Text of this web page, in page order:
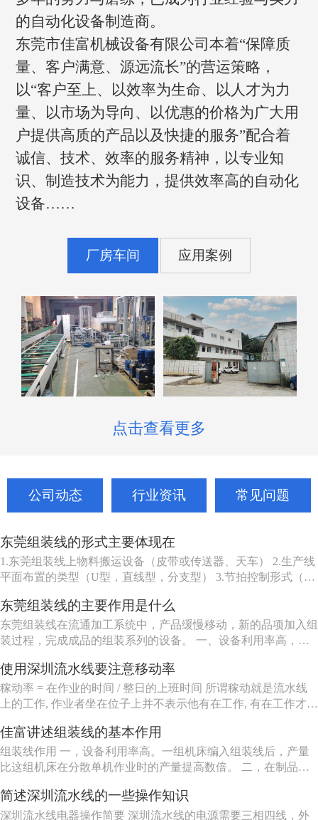
的自动化设备制造商。
东莞市佳富机械设备有限公司本着“保障质
量、客户满意、源远流长”的营运策略，
以“客户至上、以效率为生命、以人才为力
量、以市场为导向、以优惠的价格为广大用
户提供高质的产品以及快捷的服务”配合着
诚信、技术、效率的服务精神，以专业知
识、制造技术为能力，提供效率高的自动化
设备……
厂房车间 应用案例
点击查看更多
公司动态 行业资讯 常见问题
东莞组装线的形式主要体现在
1.东莞组装线上物料搬运设备（皮带或传送器、天车） 2.生产线
平面布置的类型（U型，直线型，分支型） 3.节拍控制形式（机
装线工作站特性（工人可以坐、站、跟着装配线走或随装配线一
起移动等） 6.东莞组装线的长度（几个或许多工人） ...
东莞组装线的主要作用是什么
东莞组装线在流通加工系统中，产品缓慢移动，新的品项加入组
装过程，完成成品的组装系列的设备。 一、设备利用率高，一
提高数倍。 二、在制品减少80%左右。 三、生产能力相对稳
定，自动加工系统由一自或多台机床组成，发生故障时，有降级
运转的能...
使用深圳流水线要注意移动率
稼动率 = 在作业的时间 / 整日的上班时间 所谓稼动就是流水线
上的工作, 作业者坐在位子上并不表示他有在工作, 有在工作才能
能全天对每个作业者进行测量, 所以有种工作抽查的手法来仿真
测量, 其实说穿了就是不时去看作业者在做什么。
佳富讲述组装线的基本作用
组装线作用 一，设备利用率高。一组机床编入组装线后，产量
比这组机床在分散单机作业时的产量提高数倍。 二，在制品减
多台机床组成，发生故障时，有降级运转的能力，物料传送系统
也有自行绕过故障机床的能力。 四，产品质量高。零件在加工
简述深圳流水线的一些操作知识
深圳流水线电器操作简要 深圳流水线的电源需要三相四线，外